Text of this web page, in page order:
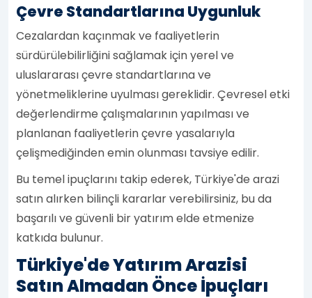
Çevre Standartlarına Uygunluk
Cezalardan kaçınmak ve faaliyetlerin
sürdürülebilirliğini sağlamak için yerel ve
uluslararası çevre standartlarına ve
yönetmeliklerine uyulması gereklidir. Çevresel etki
değerlendirme çalışmalarının yapılması ve
planlanan faaliyetlerin çevre yasalarıyla
çelişmediğinden emin olunması tavsiye edilir.
Bu temel ipuçlarını takip ederek, Türkiye'de arazi
satın alırken bilinçli kararlar verebilirsiniz, bu da
başarılı ve güvenli bir yatırım elde etmenize
katkıda bulunur.
Türkiye'de Yatırım Arazisi
Satın Almadan Önce İpuçları